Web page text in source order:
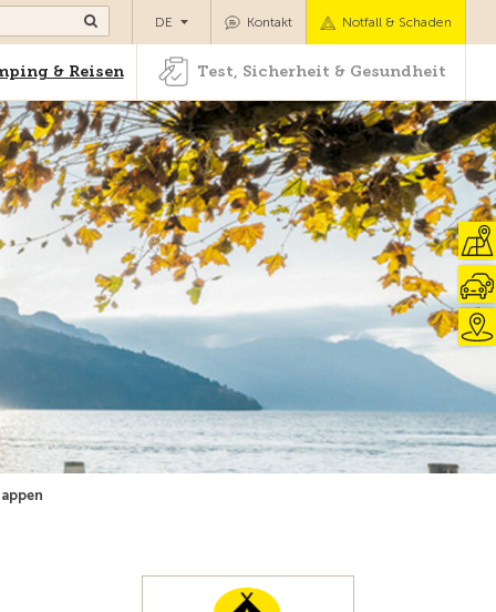
& Reisen Test, Sicherheit & Gesundheit
Kontakt Notfall & Schaden
DE
& Reisen Test, Sicherheit & Gesundheit